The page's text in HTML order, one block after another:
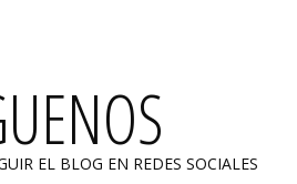
EL BLOG EN REDES SOCIALES